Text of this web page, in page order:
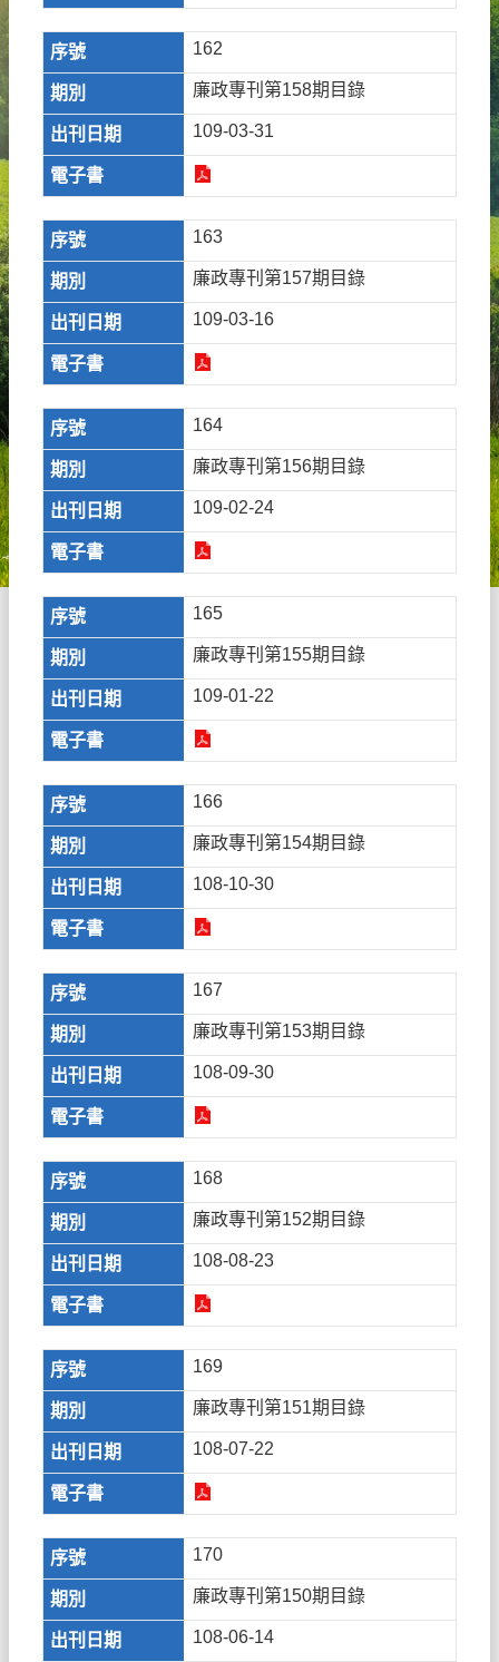
162
廉政專刊第158期目錄
109-03-31
163
廉政專刊第157期目錄
109-03-16
164
廉政專刊第156期目錄
109-02-24
165
廉政專刊第155期目錄
109-01-22
166
廉政專刊第154期目錄
108-10-30
167
廉政專刊第153期目錄
108-09-30
168
廉政專刊第152期目錄
108-08-23
169
廉政專刊第151期目錄
108-07-22
170
廉政專刊第150期目錄
108-06-14